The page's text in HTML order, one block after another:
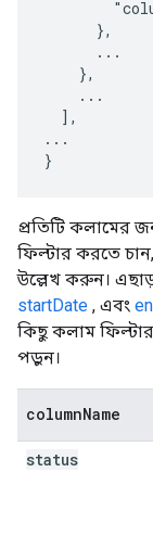
      },
      ...
    },
    ...
  ],
...
}
প্রতিটি কলামের
ফিল্টার করতে
উল্লেখ করুন।
startDate , এবং
কিছু কলাম ফিল্টার
পড়ুন।
columnName
status